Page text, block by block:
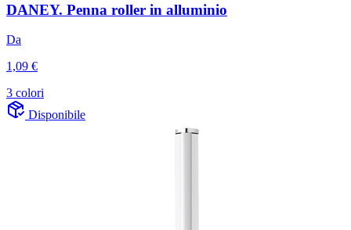
DANEY. Penna roller in alluminio
Da
1,09 €
3 colori
Disponibile